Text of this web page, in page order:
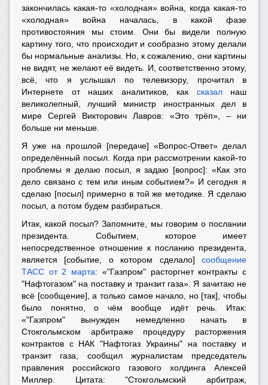
закончилась какая-то «холодная» война, когда какая-то
«холодная» война началась, в какой фазе
противостояния мы стоим. Они бы видели полную
картину того, что происходит и сообразно этому делали
бы нормальные анализы. Но, к сожалению, они картины
не видят, не желают её видеть. И, соответственно этому,
всё, что я услышал по телевизору, прочитал в
Интернете от наших аналитиков, как сказалнаш
великолепный, лучший министр иностранных дел в
мире Сергей Викторович Лавров: «Это трёп», – ни
больше ни меньше.
Я уже на прошлой [передаче] «Вопрос-Ответ» делал
определённый посыл. Когда при рассмотрении какой-то
проблемы я делаю посыл, я задаю [вопрос]: «Как это
дело связано с тем или иным событием?» И сегодня я
сделаю [посыл] примерно в той же методике. Я сделаю
посыл, а потом будем разбираться.
Итак, какой посыл? Запомните, мы говорим о послании
президента. Событием, которое имеет
непосредственное отношение к посланию президента,
является [событие, о котором сделало] сообщение
ТАСС от 2 марта: «"Газпром" расторгнет контракты с
"Нафтогазом" на поставку и транзит газа». Я зачитаю не
всё [сообщение], а только самое начало, но [так], чтобы
было понятно, о чём вообще идёт речь. Итак:
«"Газпром" вынужден немедленно начать в
Стокгольмском арбитраже процедуру расторжения
контрактов с НАК "Нафтогаз Украины" на поставку и
транзит газа, сообщил журналистам председатель
правления российского газового холдинга Алексей
Миллер. Цитата: "Стокгольмский арбитраж,